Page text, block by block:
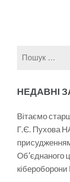
НЕДАВНІ
Вітаємо
Г.Є. Пухова
Об’єднаного